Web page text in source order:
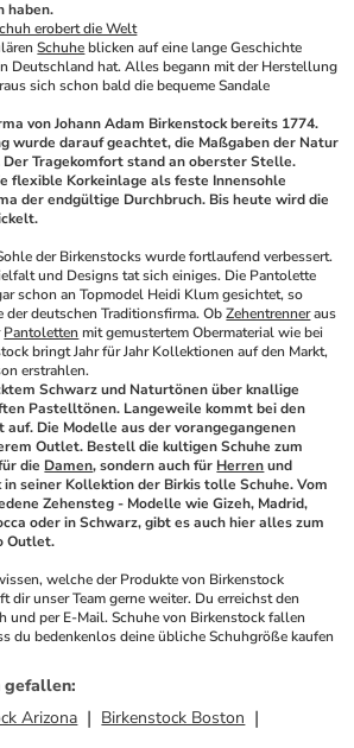
haben.
erobert die Welt
Schuhe blicken auf eine lange Geschichte
Deutschland hat. Alles begann mit der Herstellung
sich schon bald die bequeme Sandale
von Johann Adam Birkenstock bereits 1774.
wurde darauf geachtet, die Maßgaben der Natur
Der Tragekomfort stand an oberster Stelle.
flexible Korkeinlage als feste Innensohle
der endgültige Durchbruch. Bis heute wird die
der Birkenstocks wurde fortlaufend verbessert.
und Designs tat sich einiges. Die Pantolette
schon an Topmodel Heidi Klum gesichtet, so
deutschen Traditionsfirma. Ob Zehentrenner aus
Pantoletten mit gemustertem Obermaterial wie bei
bringt Jahr für Jahr Kollektionen auf den Markt,
erstrahlen.
Schwarz und Naturtönen über knallige
Pastelltönen. Langeweile kommt bei den
auf. Die Modelle aus der vorangegangenen
Outlet. Bestell die kultigen Schuhe zum
die Damen, sondern auch für Herren
seiner Kollektion der Birkis tolle Schuhe. Vom
Zehensteg - Modelle wie Gizeh, Madrid,
oder in Schwarz, gibt es auch hier alles zum
Outlet.
welche der Produkte von Birkenstock
dir unser Team gerne weiter. Du erreichst den
und per E-Mail. Schuhe von Birkenstock fallen
du bedenkenlos deine übliche Schuhgröße kaufen
gefallen:
Arizona
Birkenstock Boston